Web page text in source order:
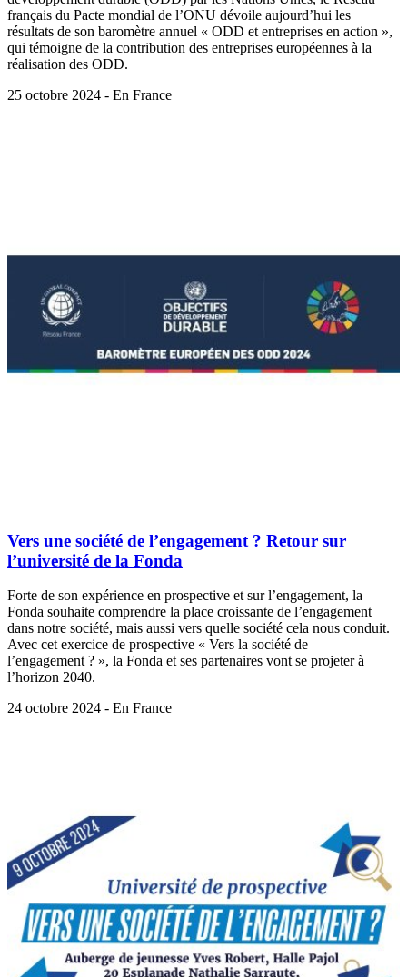
français du Pacte mondial de l’ONU dévoile aujourd’hui les
résultats de son baromètre annuel « ODD et entreprises en action »,
qui témoigne de la contribution des entreprises européennes à la
réalisation des ODD.
25 octobre 2024 - En France
Vers une société de l’engagement ? Retour sur
l’université de la Fonda
Forte de son expérience en prospective et sur l’engagement, la
Fonda souhaite comprendre la place croissante de l’engagement
dans notre société, mais aussi vers quelle société cela nous conduit.
Avec cet exercice de prospective « Vers la société de
l’engagement ? », la Fonda et ses partenaires vont se projeter à
l’horizon 2040.
24 octobre 2024 - En France